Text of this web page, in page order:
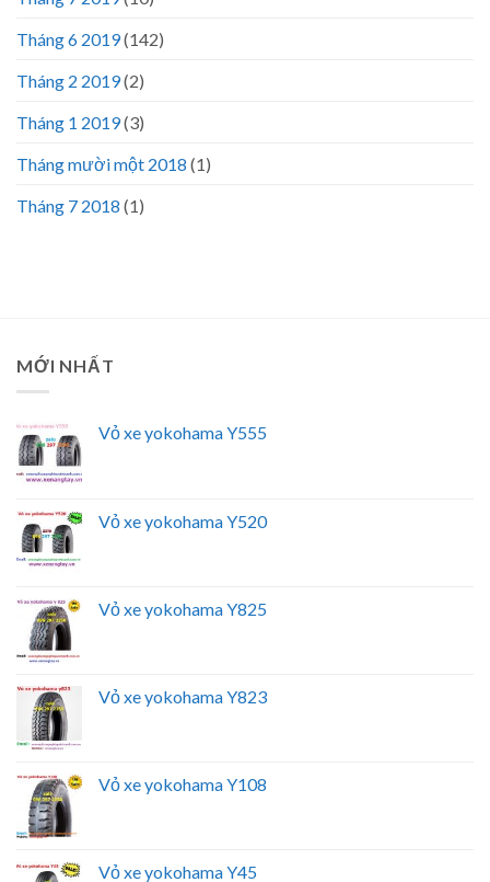
Tháng 6 2019(142)
Tháng 2 2019(2)
Tháng 1 2019(3)
Tháng mười một 2018 (1)
Tháng 7 2018 (1)
MỚI NHẤT
Vỏ xe yokohama Y555
Vỏ xe yokohama Y520
Vỏ xe yokohama Y825
Vỏ xe yokohama Y823
Vỏ xe yokohama Y108
Vỏ xe yokohama Y45